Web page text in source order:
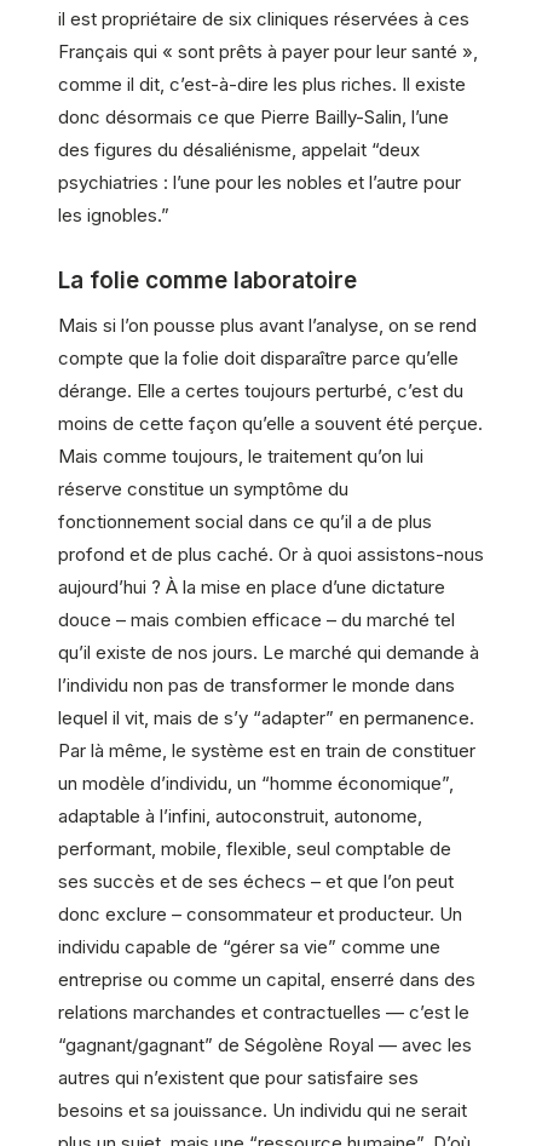
il est propriétaire de six cliniques réservées à ces
Français qui « sont prêts à payer pour leur santé »,
comme il dit, c’est-à-dire les plus riches. Il existe
donc désormais ce que Pierre Bailly-Salin, l’une
des figures du désaliénisme, appelait “deux
psychiatries : l’une pour les nobles et l’autre pour
les ignobles.”
La folie comme laboratoire
Mais si l’on pousse plus avant l’analyse, on se rend
compte que la folie doit disparaître parce qu’elle
dérange. Elle a certes toujours perturbé, c’est du
moins de cette façon qu’elle a souvent été perçue.
Mais comme toujours, le traitement qu’on lui
réserve constitue un symptôme du
fonctionnement social dans ce qu’il a de plus
profond et de plus caché. Or à quoi assistons-nous
aujourd’hui ? À la mise en place d’une dictature
douce – mais combien efficace – du marché tel
qu’il existe de nos jours. Le marché qui demande à
l’individu non pas de transformer le monde dans
lequel il vit, mais de s’y “adapter” en permanence.
Par là même, le système est en train de constituer
un modèle d’individu, un “homme économique”,
adaptable à l’infini, autoconstruit, autonome,
performant, mobile, flexible, seul comptable de
ses succès et de ses échecs – et que l’on peut
donc exclure – consommateur et producteur. Un
individu capable de “gérer sa vie” comme une
entreprise ou comme un capital, enserré dans des
relations marchandes et contractuelles — c’est le
“gagnant/gagnant” de Ségolène Royal — avec les
autres qui n’existent que pour satisfaire ses
besoins et sa jouissance. Un individu qui ne serait